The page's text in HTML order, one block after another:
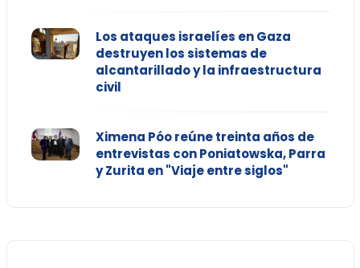
Los ataques israelíes en Gaza
destruyen los sistemas de
alcantarillado y la infraestructura
civil
Ximena Póo reúne treinta años de
entrevistas con Poniatowska, Parra
y Zurita en "Viaje entre siglos"